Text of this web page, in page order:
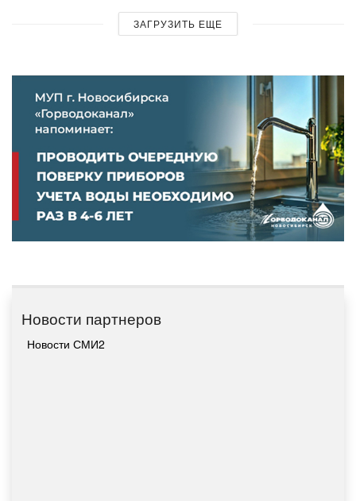
ЗАГРУЗИТЬ ЕЩЕ
Новости партнеров
Новости СМИ2